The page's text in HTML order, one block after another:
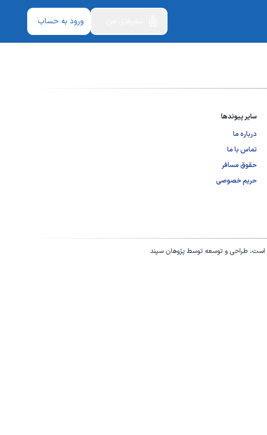
ورود به حساب
سایر پیوندها
درباره ما
تماس با ما
حقوق مسافر
حریم خصوصی
است، طراحی و توسعه توسط پژوهان سپند